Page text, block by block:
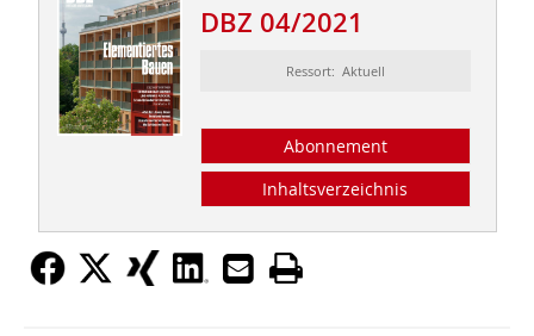
DBZ 04/2021
Ressort: Aktuell
Abonnement
Inhaltsverzeichnis